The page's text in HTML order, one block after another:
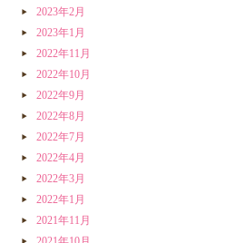
2023年2月
2023年1月
2022年11月
2022年10月
2022年9月
2022年8月
2022年7月
2022年4月
2022年3月
2022年1月
2021年11月